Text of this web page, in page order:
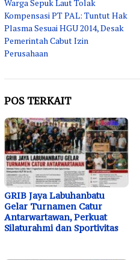
pos
Warga Sepuk Laut Tolak
Kompensasi PT PAL: Tuntut Hak
Plasma Sesuai HGU 2014, Desak
Pemerintah Cabut Izin
Perusahaan
POS TERKAIT
GRIB Jaya Labuhanbatu
Gelar Turnamen Catur
Antarwartawan, Perkuat
Silaturahmi dan Sportivitas